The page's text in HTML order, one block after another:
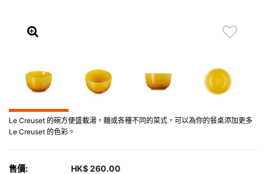
Le Creuset 的碗方便盛載湯，麵或各種不同的菜式，可以為你的餐桌添加更多
Le Creuset 的色彩。
售價: HK$ 260.00